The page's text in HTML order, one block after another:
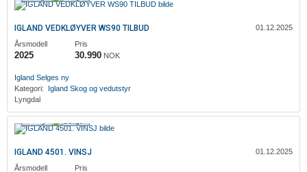
IGLAND VEDKLØYVER WS90 TILBUD
01.12.2025
Årsmodell
2025
Pris
30.990 NOK
Igland Selges ny
Kategori: Igland Skog og vedutstyr
Lyngdal
IGLAND 4501. VINSJ
01.12.2025
Årsmodell
Pris